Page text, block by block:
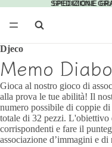
SPEDIZIONE
SPEDIZIONE
Djeco
Memo
Gioca al nostro gioco di
alla prova le tue abilità! Il
numero possibile di coppie
totale di 32 pezzi. L'obiettivo
corrispondenti e fare il
associazione d’immagini e di